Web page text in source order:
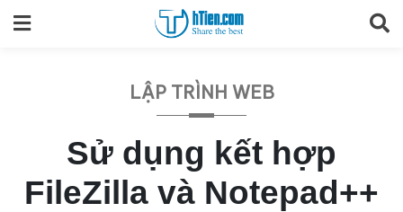
to
LẬP TRÌNH WEB
Sử dụng kết hợp
FileZilla và Notepad++